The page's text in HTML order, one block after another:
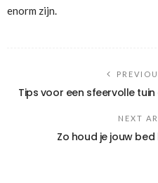
enorm zijn.
Tips voor een sfeervolle
NEXT
Zo houd je jouw